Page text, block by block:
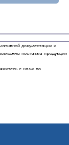
документации и
поставка продукции
с нами по